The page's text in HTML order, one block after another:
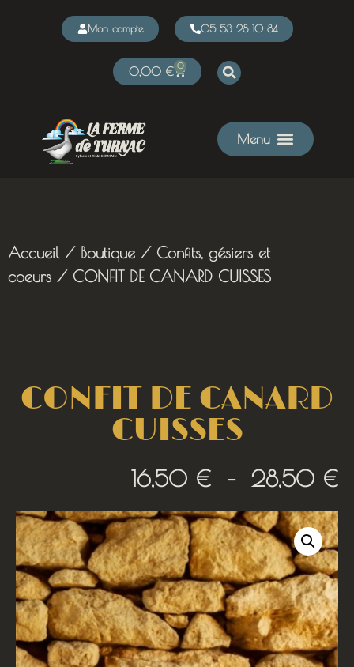
Mon compte 05 53 28 10 84
0,00 € 0
Accueil / Boutique / Confits, gésiers et
coeurs / CONFIT DE CANARD CUISSES
CONFIT DE CANARD
CUISSES
16,50 € – 28,50 €